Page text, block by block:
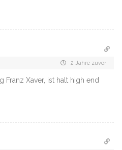
2 Jahre zuvor
Franz Xaver, ist halt high end